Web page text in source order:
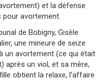
et la défense
avortement.
de Bobigny, Gisèle
une mineure de seize
un avortement (ce qui était
après un viol, et sa mère,
obtient la relaxe, l’affaire